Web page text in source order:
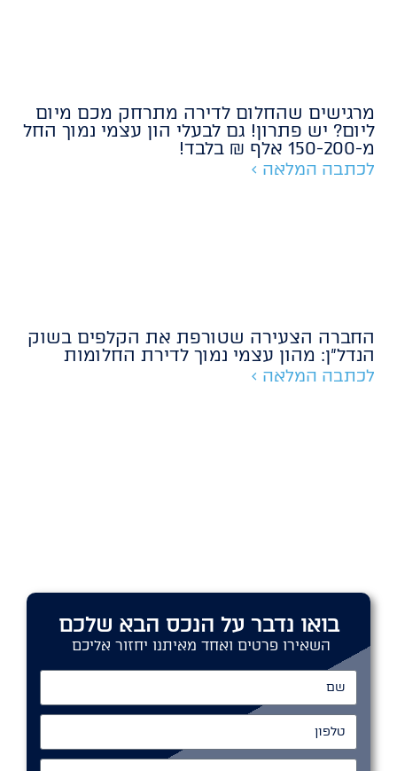
מרגישים שהחלום לדירה מתרחק מכם מיום
ליום? יש פתרון! גם לבעלי הון עצמי נמוך החל
מ-150-200 אלף ₪ בלבד!
לכתבה המלאה >
החברה הצעירה שטורפת את הקלפים בשוק
הנדל״ן: מהון עצמי נמוך לדירת החלומות
לכתבה המלאה >
בואו נדבר על הנכס הבא שלכם
השאירו פרטים ואחד מאיתנו יחזור אליכם
שם
טלפון